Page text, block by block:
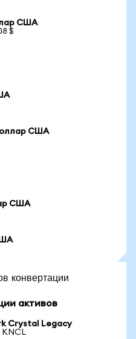
США
$
США
США
конвертации
активов
Crystal Legacy
KNCL